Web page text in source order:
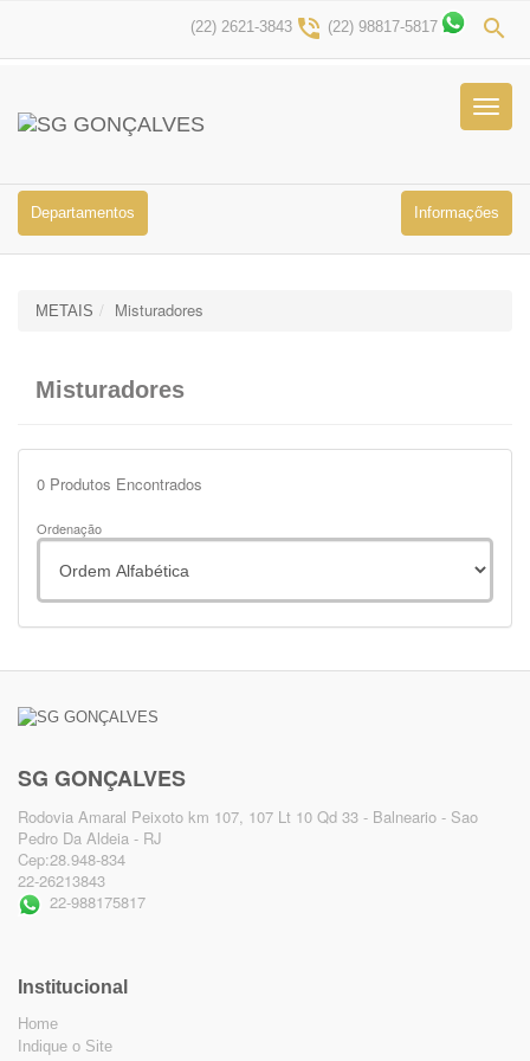
search
(22) 2621-3843 phone_in_talk (22) 98817-5817
Menu
Departamentos Informaçőes
METAIS Misturadores
Misturadores
0 Produtos Encontrados
Ordenação
SG GONÇALVES
Rodovia Amaral Peixoto km 107, 107 Lt 10 Qd 33 - Balneario - Sao
Pedro Da Aldeia - RJ
Cep:28.948-834
22-26213843
22-988175817
Institucional
Home
Indique o Site